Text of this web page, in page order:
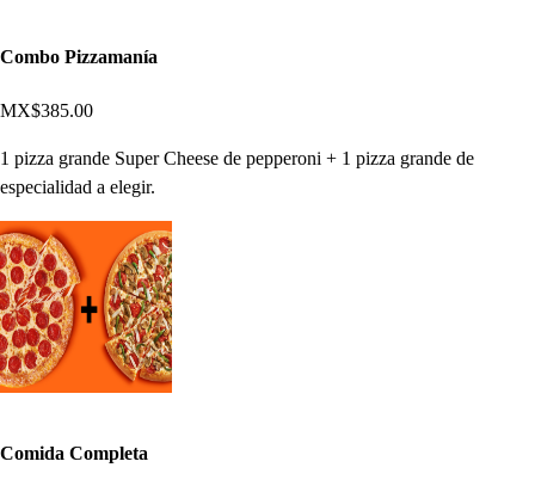
Combo Pizzamanía
MX$385.00
1 pizza grande Super Cheese de pepperoni + 1 pizza grande de
especialidad a elegir.
Comida Completa